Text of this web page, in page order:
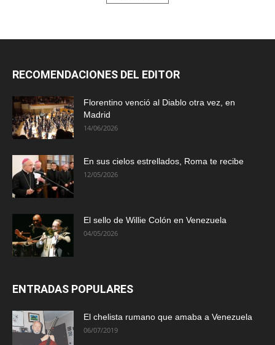
RECOMENDACIONES DEL EDITOR
Florentino venció al Diablo otra vez, en
Madrid
14/06/2026
En sus cielos estrellados, Roma te recibe
12/05/2026
El sello de Willie Colón en Venezuela
04/05/2026
ENTRADAS POPULARES
El chelista rumano que amaba a Venezuela
06/07/2019